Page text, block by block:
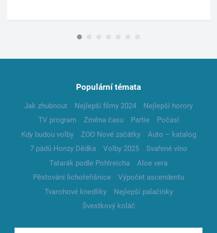
Populární témata
Jak zhubnout Nejlepší filmy 2024
Nejlepší horory
TV program
Změna času Partie
Počasí
Kdy budou volby
ZOO Nové začátky
Auto – katalog
7 pádů Honzy Dědka
Volby 2025
Svařené víno
Tatarák podle Pohlreicha
Aloe vera
Pěstování lichořeřišnice
Výpočet ascendentu
Tvarohové knedlíky
Nejlepší palačinky
Švestkový koláč